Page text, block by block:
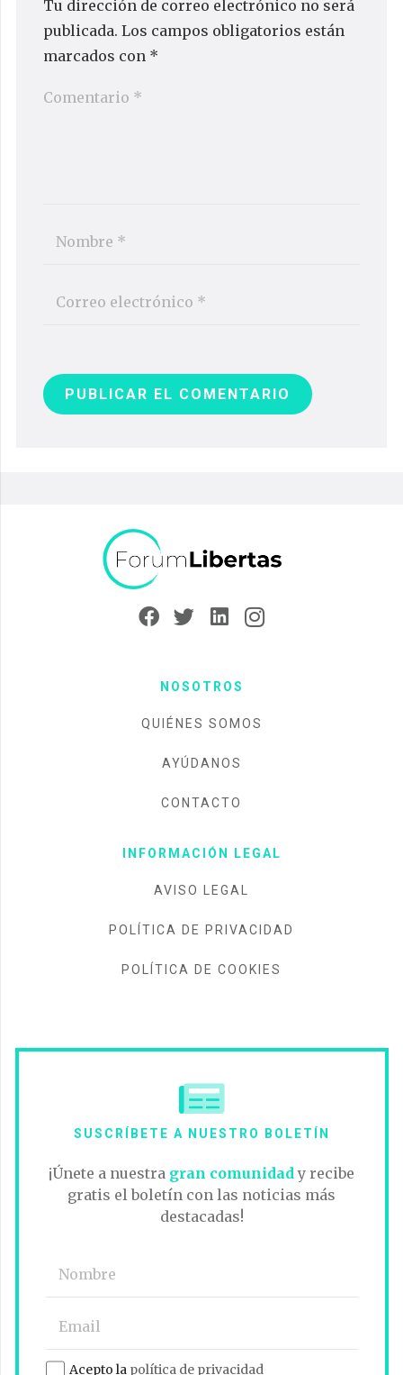
Tu dirección de correo electrónico no será
publicada. Los campos obligatorios están
marcados con *
PUBLICAR EL COMENTARIO
NOSOTROS
QUIÉNES SOMOS
AYÚDANOS
CONTACTO
INFORMACIÓN LEGAL
AVISO LEGAL
POLÍTICA DE PRIVACIDAD
POLÍTICA DE COOKIES
SUSCRÍBETE A NUESTRO BOLETÍN
¡Únete a nuestra gran comunidady recibe
gratis el boletín con las noticias más
destacadas!
Acepto la política de privacidad